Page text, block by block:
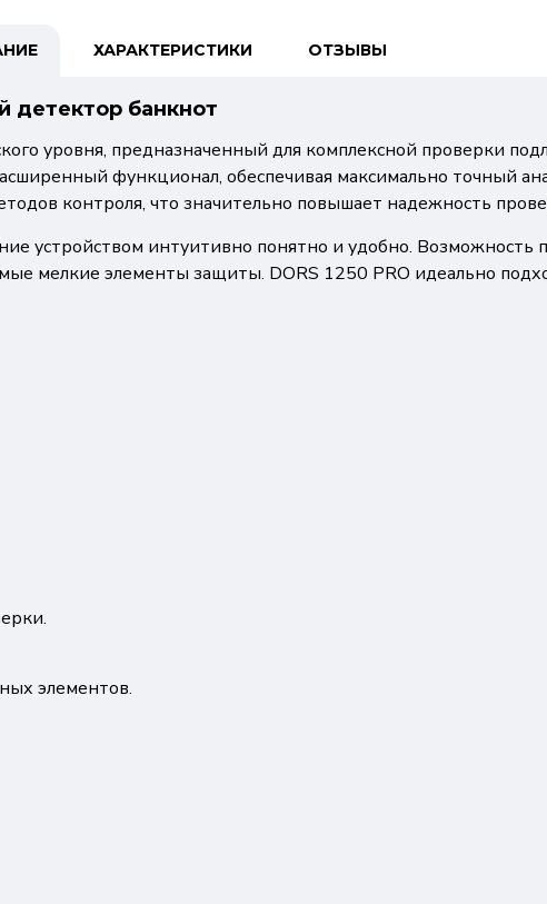
ХАРАКТЕРИСТИКИ ОТЗЫВЫ
детектор банкнот
уровня, предназначенный для комплексной проверки
функционал, обеспечивая максимально точный
контроля, что значительно повышает надежность
устройством интуитивно понятно и удобно.
мелкие элементы защиты. DORS 1250 PRO идеально
элементов.